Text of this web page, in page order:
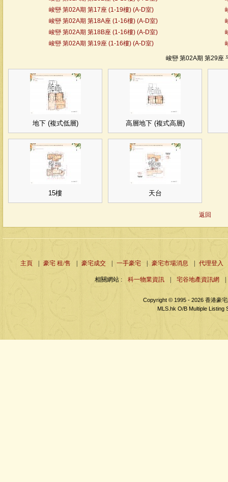
峻巒 第02A期 第17座 (1-19樓) (A-D室)
峻巒 第02A期 第18A座 (1-16樓) (A-D室)
峻巒 第02A期 第18B座 (1-16樓) (A-D室)
峻巒 第02A期 第19座 (1-16樓) (A-D室)
峻巒 第02A期 第29座
地下 (複式低層) 高層地下 (複式高層)
15樓 天台
返回
主頁 | 豪宅 租/售 | 豪宅成交 | 一手豪宅 | 豪宅市場消息 | 代理登入
相關網站 : 科一物業資訊 | 宅谷地產資訊網 |
Copyright © 1995 - 2026 香港豪
MLS.hk O/B Multiple Listing